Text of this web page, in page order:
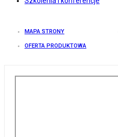
MAPA STRONY
OFERTA PRODUKTOWA